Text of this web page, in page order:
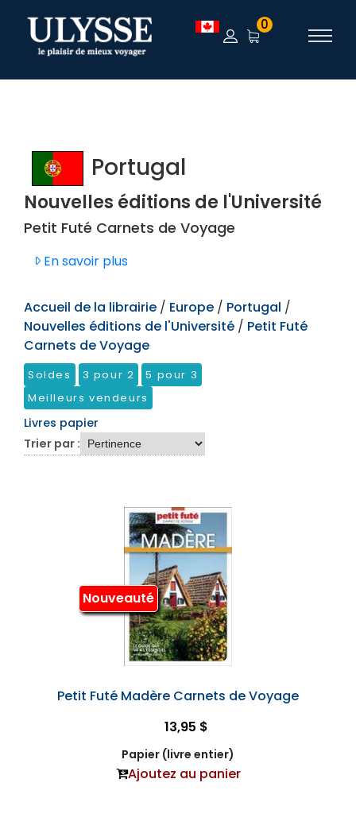
TEST 0
Portugal
Nouvelles éditions de l'Université
Petit Futé Carnets de Voyage
En savoir plus
Accueil de la librairie / Europe / Portugal /
Nouvelles éditions de l'Université / Petit Futé
Carnets de Voyage
Soldes 3 pour 2
5 pour 3
Meilleurs vendeurs
Livres papier
Trier par :
Nouveauté
Petit Futé Madère Carnets de Voyage
13,95 $
Papier (livre entier)
Ajoutez au panier